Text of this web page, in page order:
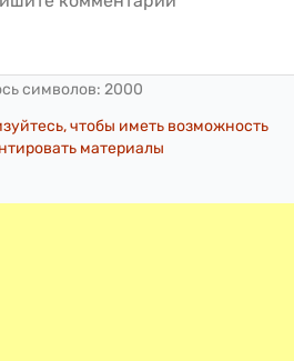
символов: 2000
чтобы иметь возможность
материалы